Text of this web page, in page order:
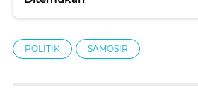
POLITIK SAMOSIR